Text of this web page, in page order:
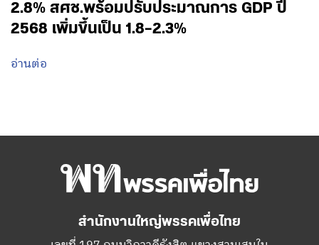
2.8% สศช.พร้อมปรับประมาณการ GDP ปี
2568 เพิ่มขึ้นเป็น 1.8–2.3%
อ่านต่อ
สำนักงานใหญ่พรรคเพื่อไทย